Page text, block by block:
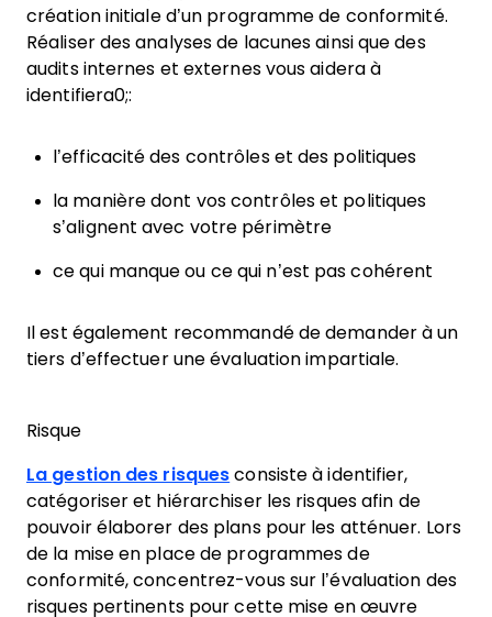
création initiale d’un programme de conformité.
Réaliser des analyses de lacunes ainsi que des
audits internes et externes vous aidera à
identifiera0;:
l’efficacité des contrôles et des politiques
la manière dont vos contrôles et politiques
s’alignent avec votre périmètre
ce qui manque ou ce qui n’est pas cohérent
Il est également recommandé de demander à un
tiers d’effectuer une évaluation impartiale.
Risque
La gestion des risques consiste à identifier,
catégoriser et hiérarchiser les risques afin de
pouvoir élaborer des plans pour les atténuer. Lors
de la mise en place de programmes de
conformité, concentrez-vous sur l’évaluation des
risques pertinents pour cette mise en œuvre